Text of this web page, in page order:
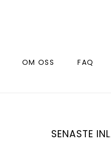
OM OSS
FAQ
SENASTE